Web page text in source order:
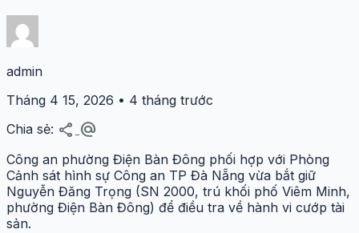
admin
Tháng 4 15, 2026 • 4 tháng trước
Chia sẻ: share alternate_email
Công an phường Điện Bàn Đông phối hợp với Phòng
Cảnh sát hình sự Công an TP Đà Nẵng vừa bắt giữ
Nguyễn Đăng Trọng (SN 2000, trú khối phố Viêm Minh,
phường Điện Bàn Đông) để điều tra về hành vi cướp tài
sản.